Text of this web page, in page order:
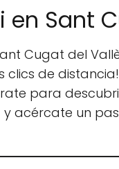
en Sant
Cugat del
de
para
y acércate un